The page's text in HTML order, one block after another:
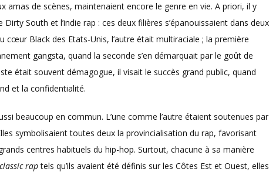
amas de scènes, maintenaient encore le genre en vie. A priori, il y
South et l’indie rap : ces deux filières s’épanouissaient dans deux
cœur Black des Etats-Unis, l’autre était multiraciale ; la première
gangsta, quand la seconde s’en démarquait par le goût de
était souvent démagogue, il visait le succès grand public, quand
et la confidentialité.
beaucoup en commun. L’une comme l’autre étaient soutenues par
symbolisaient toutes deux la provincialisation du rap, favorisant
centres habituels du hip-hop. Surtout, chacune à sa manière
classic raptels qu’ils avaient été définis sur les Côtes Est et Ouest, elles